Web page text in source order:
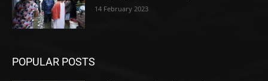
14 February 2023
POPULAR POSTS